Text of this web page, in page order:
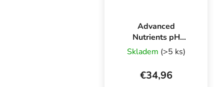
Advanced
Nutrients pH
Perfect
Connoisseur Grow
A+B 1 l, základné
hnojivo pre rast
Skladem (>5 ks)
€34,96